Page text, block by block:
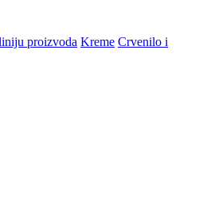
proizvoda Kreme Crvenilo i